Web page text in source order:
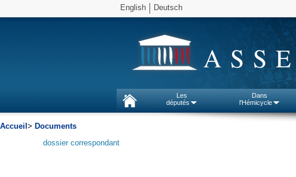
English Deutsch
Les
députés
Dans
l'Hémicycle
Accueil > Documents
dossier correspondant